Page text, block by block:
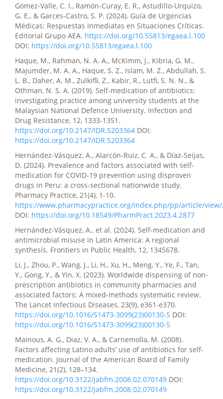
Fátima Elizabeth Martínez-Macas, Evelin Manuela
Galarza-Martínez, Jessica Enith Bustamante-Cedillo,
Veronica Noemi Galarza-Martinez, Elvia Aida
Loachamin-Pachacama (2026)
El juego interactivo como herramienta colaborativa
para la construcción del razonamiento matemático en
la básica media. Revista Científica Zambos, 5(2), 71.
10.69484/rcz/v5/n2/178
Gómez-Valle, C. I., Ramón-Curay, E. R., Astudillo-Urquizo,
G. E., & Garces-Castro, S. P. (2024). Guía de Urgencias
Médicas: Respuestas Inmediatas en Situaciones Críticas.
Editorial Grupo AEA. https://doi.org/10.55813/egaea.l.100
DOI: https://doi.org/10.55813/egaea.l.100
Haque, M., Rahman, N. A. A., McKimm, J., Kibria, G. M.,
Majumder, M. A. A., Haque, S. Z., Islam, M. Z., Abdullah, S.
L. B., Daher, A. M., Zulkifli, Z., Kabir, R., Lutfi, S. N. N., &
Othman, N. S. A. (2019). Self-medication of antibiotics:
investigating practice among university students at the
Malaysian National Defence University. Infection and
Drug Resistance, 12, 1333-1351.
https://doi.org/10.2147/IDR.S203364 DOI:
https://doi.org/10.2147/IDR.S203364
Hernández-Vásquez, A., Alarcón-Ruiz, C. A., & Díaz-Seijas,
D. (2024). Prevalence and factors associated with self-
medication for COVID-19 prevention using disproven
drugs in Peru: a cross-sectional nationwide study.
Pharmacy Practice, 21(4), 1-10.
https://www.pharmacypractice.org/index.php/pp/article/view/
DOI: https://doi.org/10.18549/PharmPract.2023.4.2877
Hernández-Vásquez, A., et al. (2024). Self-medication and
antimicrobial misuse in Latin America: A regional
synthesis. Frontiers in Public Health, 12, 1345678.
Li, J., Zhou, P., Wang, J., Li, H., Xu, H., Meng, Y., Ye, F., Tan,
Y., Gong, Y., & Yin, X. (2023). Worldwide dispensing of non-
prescription antibiotics in community pharmacies and
associated factors: A mixed-methods systematic review.
The Lancet Infectious Diseases, 23(9), e361-e370.
https://doi.org/10.1016/S1473-3099(23)00130-5 DOI:
https://doi.org/10.1016/S1473-3099(23)00130-5
Mainous, A. G., Diaz, V. A., & Carnemolla, M. (2008).
Factors affecting Latino adults’ use of antibiotics for self-
medication. Journal of the American Board of Family
Medicine, 21(2), 128–134.
https://doi.org/10.3122/jabfm.2008.02.070149 DOI:
https://doi.org/10.3122/jabfm.2008.02.070149